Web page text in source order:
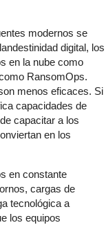
modernos se
digital, los
en la nube como
RansomOps.
menos eficaces. Si
capacidades de
capacitar a los
en los
en constante
cargas de
tecnológica a
los equipos